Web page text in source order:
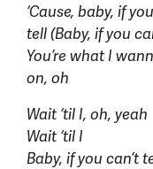
‘Cause, baby, if
tell (Baby, if you
You’re what I
on, oh
Wait ‘til I, oh, yeah
Wait ‘til I
Baby, if you can’t